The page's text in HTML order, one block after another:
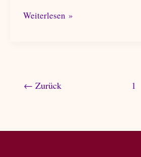
Was
Weiterlesen »
← Zurück 1